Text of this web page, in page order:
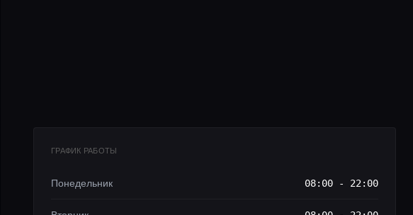
ГРАФИК РАБОТЫ
Понедельник 08:00 - 22:00